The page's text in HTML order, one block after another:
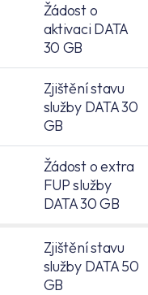
Žádost o
aktivaci DATA
30 GB
Zjištění stavu
služby DATA 30
GB
Žádost o extra
FUP služby
DATA 30 GB
Zjištění stavu
služby DATA 50
GB